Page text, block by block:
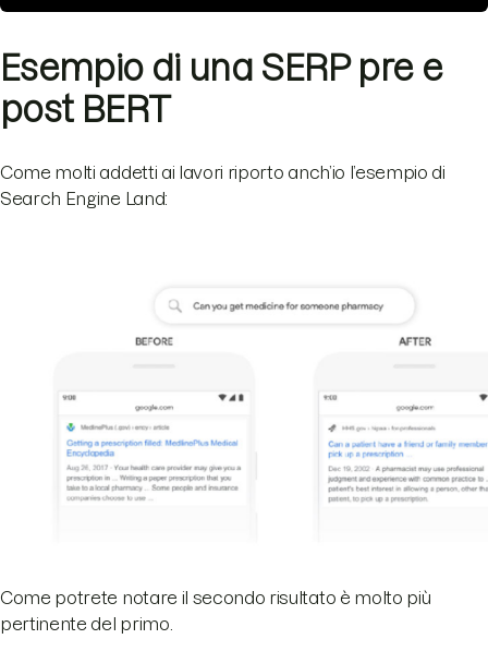
Esempio di una SERP pre e
post BERT
Come molti addetti ai lavori riporto anch’io l’esempio di
Search Engine Land:
Come potrete notare il secondo risultato è molto più
pertinente del primo.